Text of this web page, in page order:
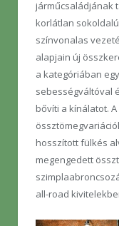
járműcsaládjának
korlátlan
színvonalas
alapjain új
a kategóriában
sebességváltóval
bővíti a kínálatot.
hosszított fülkés
megengedett
all-road